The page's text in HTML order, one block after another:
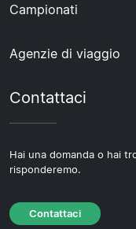
Campionati
Agenzie di viaggio
Contattaci
Hai una domanda o hai
risponderemo.
Contattaci